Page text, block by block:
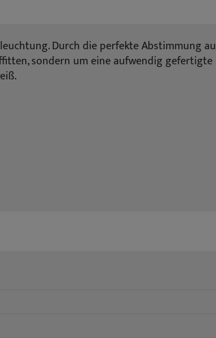
Durch die perfekte Abstimmung
sondern um eine aufwendig gefertigte